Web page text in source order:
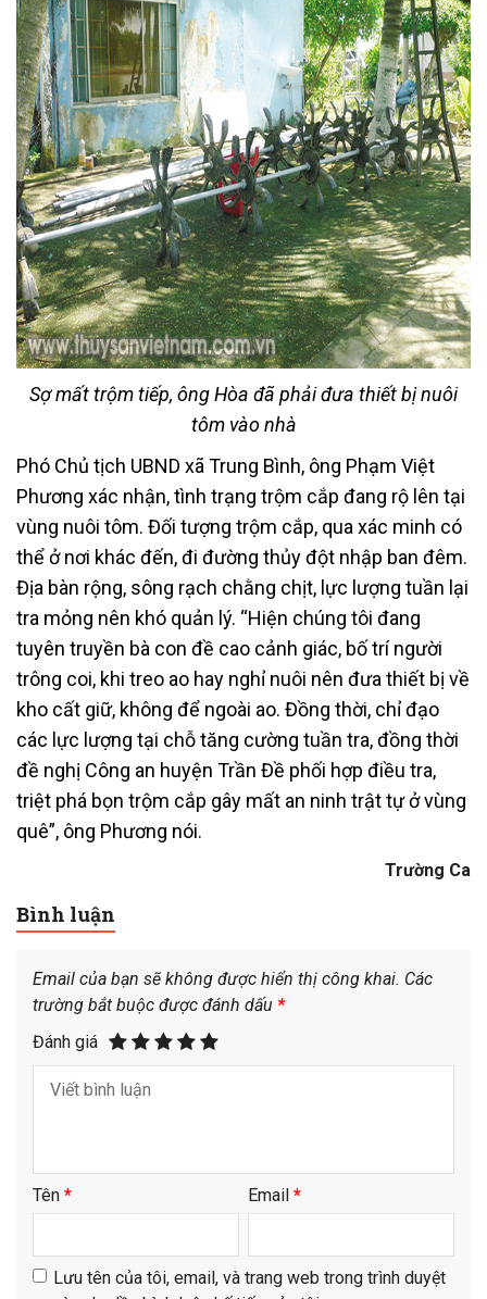
Sợ mất trộm tiếp, ông Hòa đã phải đưa thiết bị nuôi
tôm vào nhà
Phó Chủ tịch UBND xã Trung Bình, ông Phạm Việt
Phương xác nhận, tình trạng trộm cắp đang rộ lên tại
vùng nuôi tôm. Đối tượng trộm cắp, qua xác minh có
thể ở nơi khác đến, đi đường thủy đột nhập ban đêm.
Địa bàn rộng, sông rạch chằng chịt, lực lượng tuần lại
tra mỏng nên khó quản lý. “Hiện chúng tôi đang
tuyên truyền bà con đề cao cảnh giác, bố trí người
trông coi, khi treo ao hay nghỉ nuôi nên đưa thiết bị về
kho cất giữ, không để ngoài ao. Đồng thời, chỉ đạo
các lực lượng tại chỗ tăng cường tuần tra, đồng thời
đề nghị Công an huyện Trần Đề phối hợp điều tra,
triệt phá bọn trộm cắp gây mất an ninh trật tự ở vùng
quê”, ông Phương nói.
Trường Ca
Bình luận
Email của bạn sẽ không được hiển thị công khai. Các
trường bắt buộc được đánh dấu *
Đánh giá
Tên * Email *
Lưu tên của tôi, email, và trang web trong trình duyệt